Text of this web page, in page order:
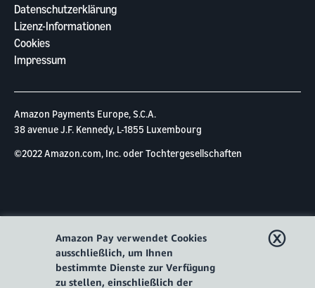
Datenschutzerklärung
Lizenz-Informationen
Cookies
Impressum
Amazon Payments Europe, S.C.A.
38 avenue J.F. Kennedy, L-1855 Luxembourg
©2022 Amazon.com, Inc. oder Tochtergesellschaften
Amazon Pay verwendet Cookies
ausschließlich, um Ihnen
bestimmte Dienste zur Verfügung
zu stellen, einschließlich der
ⓧ